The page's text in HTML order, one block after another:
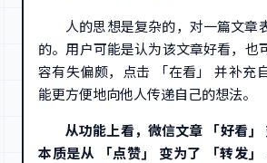
人的思想是复杂的，对一篇文章
的。用户可能是认为该文章好看，也
容有失偏颇，点击 「在看」 并补充
能更方便地向他人传递自己的想法。
从功能上看，微信文章 「好看」
本质是从 「点赞」 变为了 「转发